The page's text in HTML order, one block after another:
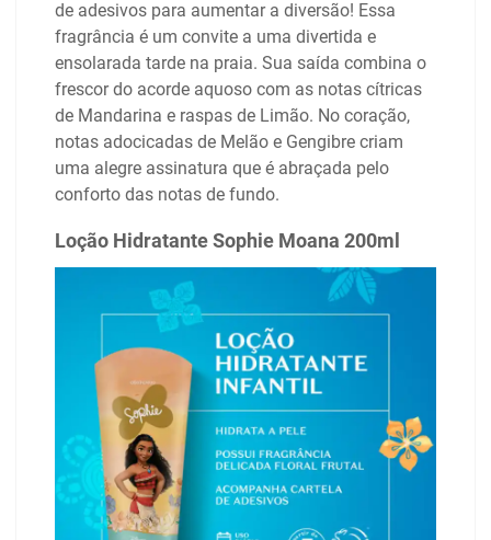
de adesivos para aumentar a diversão! Essa
fragrância é um convite a uma divertida e
ensolarada tarde na praia. Sua saída combina o
frescor do acorde aquoso com as notas cítricas
de Mandarina e raspas de Limão. No coração,
notas adocicadas de Melão e Gengibre criam
uma alegre assinatura que é abraçada pelo
conforto das notas de fundo.
Loção Hidratante Sophie Moana 200ml